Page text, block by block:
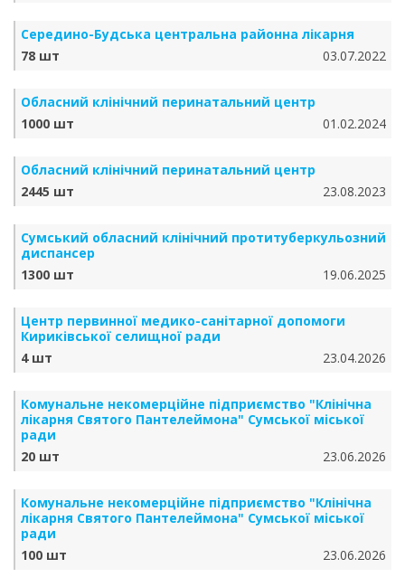
Середино-Будська центральна районна лікарня
78 шт
03.07.2022
Обласний клінічний перинатальний центр
1000 шт
01.02.2024
Обласний клінічний перинатальний центр
2445 шт
23.08.2023
Сумський обласний клінічний протитуберкульозний
диспансер
1300 шт
19.06.2025
Центр первинної медико-санітарної допомоги
Кириківської селищної ради
4 шт
23.04.2026
Комунальне некомерційне підприємство "Клінічна
лікарня Святого Пантелеймона" Сумської міської
ради
20 шт
23.06.2026
Комунальне некомерційне підприємство "Клінічна
лікарня Святого Пантелеймона" Сумської міської
ради
100 шт
23.06.2026